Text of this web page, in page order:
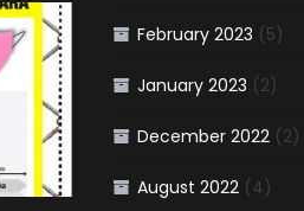
February 2023 (5)
January 2023 (2)
December 2022 (2)
August 2022 (4)